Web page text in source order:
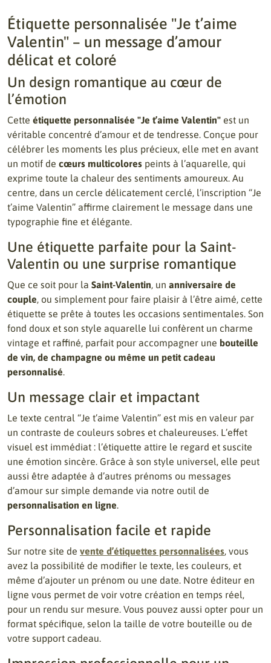
Étiquette personnalisée "Je t’aime
Valentin" – un message d’amour
délicat et coloré
Un design romantique au cœur de
l’émotion
Cette étiquette personnalisée "Je t’aime Valentin" est un
véritable concentré d’amour et de tendresse. Conçue pour
célébrer les moments les plus précieux, elle met en avant
un motif de cœurs multicolores peints à l’aquarelle, qui
exprime toute la chaleur des sentiments amoureux. Au
centre, dans un cercle délicatement cerclé, l’inscription “Je
t’aime Valentin” affirme clairement le message dans une
typographie fine et élégante.
Une étiquette parfaite pour la Saint-
Valentin ou une surprise romantique
Que ce soit pour la Saint-Valentin, un anniversaire de
couple, ou simplement pour faire plaisir à l’être aimé, cette
étiquette se prête à toutes les occasions sentimentales. Son
fond doux et son style aquarelle lui confèrent un charme
vintage et raffiné, parfait pour accompagner une bouteille
de vin, de champagne ou même un petit cadeau
personnalisé.
Un message clair et impactant
Le texte central “Je t’aime Valentin” est mis en valeur par
un contraste de couleurs sobres et chaleureuses. L’effet
visuel est immédiat : l’étiquette attire le regard et suscite
une émotion sincère. Grâce à son style universel, elle peut
aussi être adaptée à d’autres prénoms ou messages
d’amour sur simple demande via notre outil de
personnalisation en ligne.
Personnalisation facile et rapide
Sur notre site de vente d’étiquettes personnalisées, vous
avez la possibilité de modifier le texte, les couleurs, et
même d’ajouter un prénom ou une date. Notre éditeur en
ligne vous permet de voir votre création en temps réel,
pour un rendu sur mesure. Vous pouvez aussi opter pour un
format spécifique, selon la taille de votre bouteille ou de
votre support cadeau.